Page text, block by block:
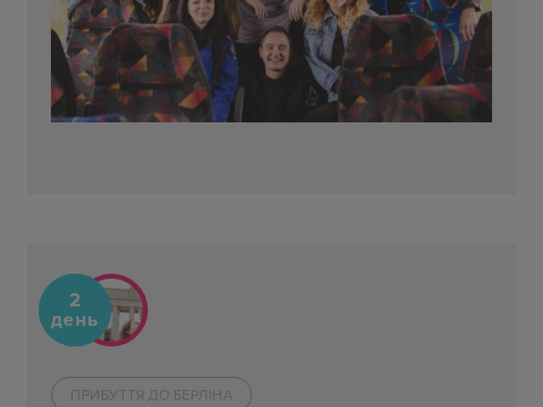
2
день
ПРИБУТТЯ ДО БЕРЛІНА